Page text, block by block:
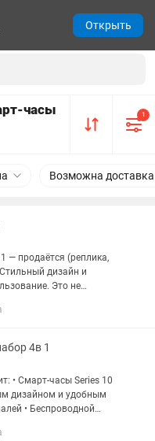
часы
1
Возможна доставка
— продаётся (реплика,
Это не
стиле Apple Watch
4в 1
10
дизайном и удобным
зарядки и ношения.
Открыть